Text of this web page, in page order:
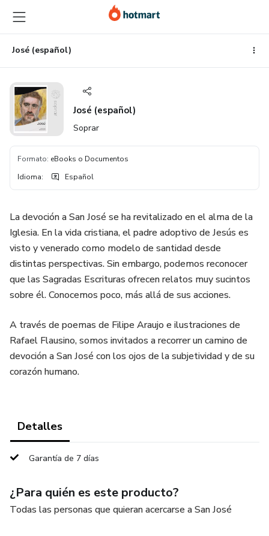
contenido
principal
la
página
de
pie
página
José (español)
José (español)
Soprar
Formato: eBooks o Documentos
Idioma: Español
La devoción a San José se ha revitalizado en el alma de la
Iglesia. En la vida cristiana, el padre adoptivo de Jesús es
visto y venerado como modelo de santidad desde
distintas perspectivas. Sin embargo, podemos reconocer
que las Sagradas Escrituras ofrecen relatos muy sucintos
sobre él. Conocemos poco, más allá de sus acciones.
A través de poemas de Filipe Araujo e ilustraciones de
Rafael Flausino, somos invitados a recorrer un camino de
devoción a San José con los ojos de la subjetividad y de su
corazón humano.
Detalles
Garantía de 7 días
¿Para quién es este producto?
Todas las personas que quieran acercarse a San José